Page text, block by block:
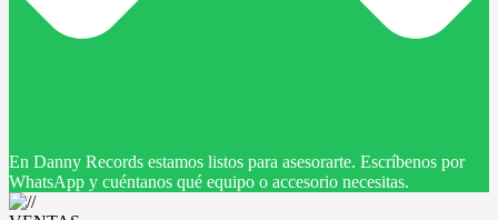
En Danny Records estamos listos para asesorarte. Escríbenos por
WhatsApp y cuéntanos qué equipo o accesorio necesitas.